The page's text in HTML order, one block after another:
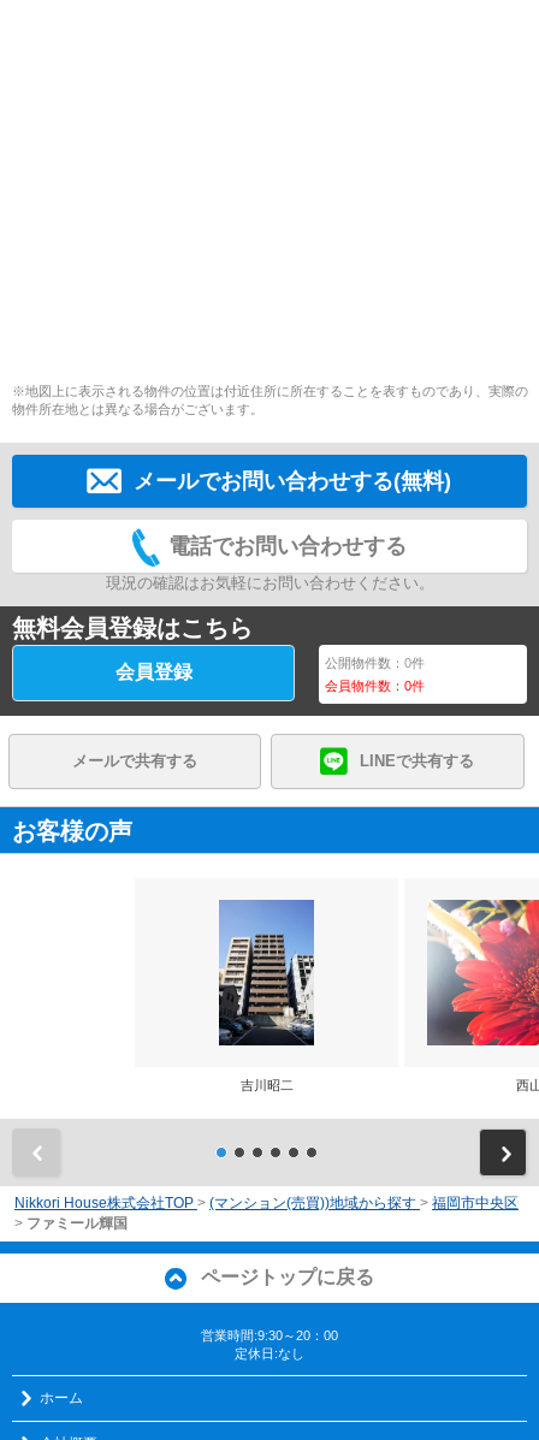
※地図上に表示される物件の位置は付近住所に所在することを表すものであり、実際の
物件所在地とは異なる場合がございます。
メールでお問い合わせする(無料)
電話でお問い合わせする
現況の確認はお気軽にお問い合わせください。
無料会員登録はこちら
会員登録 公開物件数：0件
会員物件数：0件
メールで共有する LINEで共有する
お客様の声
吉川昭二 西
Nikkori House株式会社TOP > (マンション(売買))地域から探す > 福岡市中央区
> ファミール輝国
ページトップに戻る
営業時間:9:30～20：00
定休日:なし
ホーム